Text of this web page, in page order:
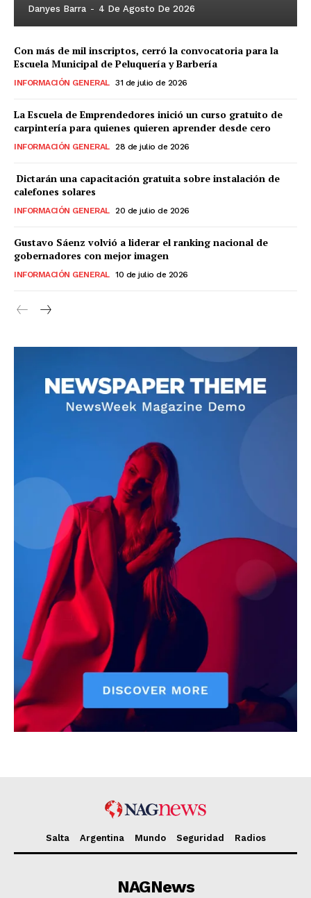
Danyes Barra - 4 De Agosto De 2026
Con más de mil inscriptos, cerró la convocatoria para la
Escuela Municipal de Peluquería y Barbería
INFORMACIÓN GENERAL 31 de julio de 2026
La Escuela de Emprendedores inició un curso gratuito de
carpintería para quienes quieren aprender desde cero
INFORMACIÓN GENERAL 28 de julio de 2026
Dictarán una capacitación gratuita sobre instalación de
calefones solares
INFORMACIÓN GENERAL 20 de julio de 2026
Gustavo Sáenz volvió a liderar el ranking nacional de
gobernadores con mejor imagen
INFORMACIÓN GENERAL 10 de julio de 2026
Salta Argentina Mundo Seguridad Radios
NAGNews